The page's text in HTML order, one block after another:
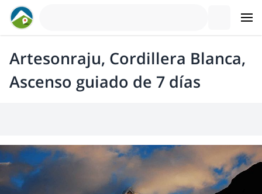
Artesonraju, Cordillera Blanca,
Ascenso guiado de 7 días